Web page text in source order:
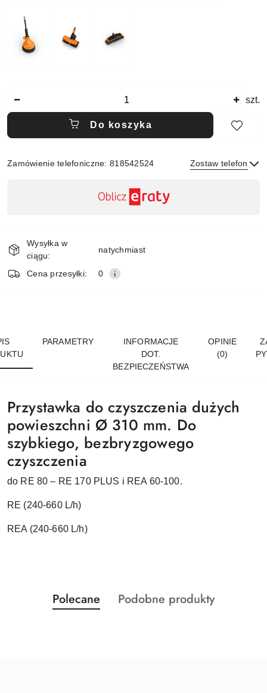
szt.
Do koszyka
Zamówienie telefoniczne: 818542524 Zostaw telefon
dostawa
Wysyłka w
ciągu:
natychmiast
Cena przesyłki: 0
PARAMETRY
INFORMACJE
DOT.
BEZPIECZEŃSTWA
OPINIE
(0)
Przystawka do czyszczenia dużych
powieszchni Ø 310 mm. Do
szybkiego, bezbryzgowego
czyszczenia
do RE 80 – RE 170 PLUS i REA 60-100.
RE (240-660 L/h)
REA (240-660 L/h)
Pomiń karuzelę produktów
Produkty
o
Polecane
Produkty
Podobne produkty